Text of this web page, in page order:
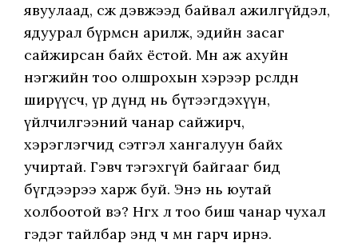
явуулаад, өсөж дэвжээд байвал ажилгүйдэл,
ядуурал бүрмөсөн арилж, эдийн засаг
сайжирсан байх ёстой. Мөн аж ахуйн
нэгжийн тоо олшрохын хэрээр өрсөлдөөн
ширүүсч, үр дүнд нь бүтээгдэхүүн,
үйлчилгээний чанар сайжирч,
хэрэглэгчид сэтгэл хангалуун байх
учиртай. Гэвч тэгэхгүй байгааг бид
бүгдээрээ харж буй. Энэ нь юутай
холбоотой вэ? Нөгөөх л тоо биш чанар чухал
гэдэг тайлбар энд ч мөн гарч ирнэ.